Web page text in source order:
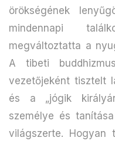
örökségének
mindennapi
megváltoztatta a
A tibeti
vezetőjeként tisztelt
és a „jógik
személye és
világszerte. Hogyan